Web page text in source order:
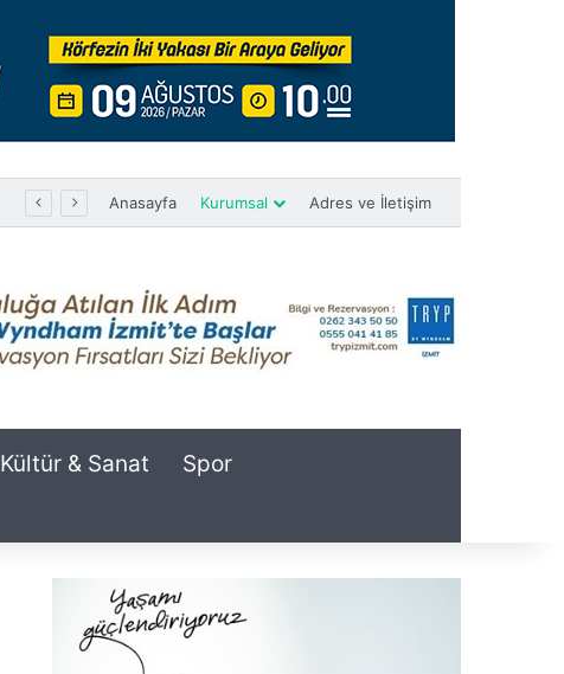
Anasayfa Kurumsal Adres ve İletişim
Kültür & Sanat Spor